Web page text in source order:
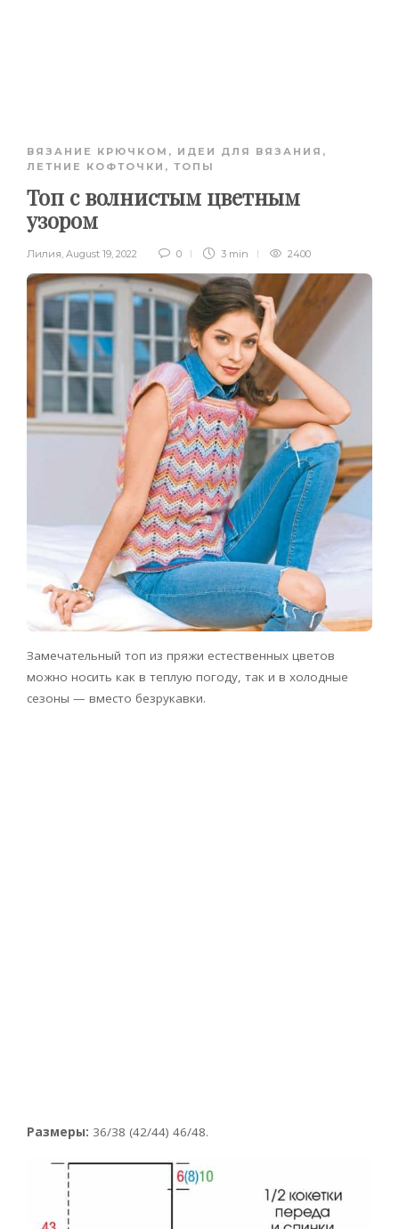
ВЯЗАНИЕ КРЮЧКОМ , ИДЕИ ДЛЯ ВЯЗАНИЯ ,
ЛЕТНИЕ КОФТОЧКИ, ТОПЫ
Топ с волнистым цветным
узором
Лилия, August 19, 2022 0 3 min 2400
Замечательный топ из пряжи естественных цветов
можно носить как в теплую погоду, так и в холодные
сезоны — вместо безрукавки.
Размеры: 36/38 (42/44) 46/48.